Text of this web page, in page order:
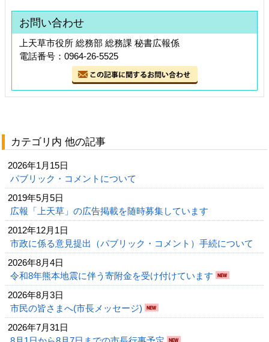
お問い合わせ
上天草市役所 総務部 総務課 秘書広報係
電話番号：0964-26-5525
カテゴリ内 他の記事
2026年1月15日
パブリック・コメントについて
2019年5月5日
広報「上天草」の広告掲載を随時募集しています
2012年12月1日
市政に係る意見提出（パブリック・コメント）手続について
2026年8月4日
令和8年熊本地震に伴う寄附金を受け付けています
2026年8月3日
市民の皆さまへ(市長メッセージ)
2026年7月31日